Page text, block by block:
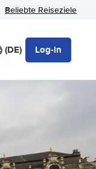
Beliebte Reiseziele
(DE) Log-in